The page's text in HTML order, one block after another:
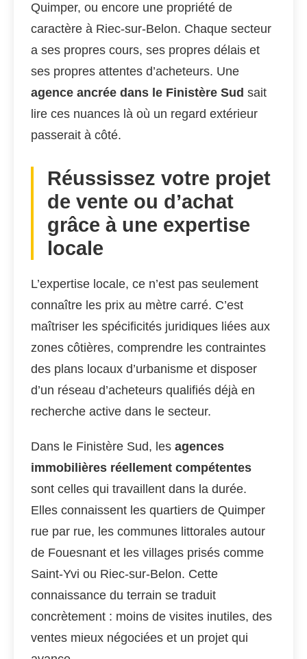
Quimper, ou encore une propriété de
caractère à Riec-sur-Belon. Chaque secteur
a ses propres cours, ses propres délais et
ses propres attentes d’acheteurs. Une
agence ancrée dans le Finistère Sud sait
lire ces nuances là où un regard extérieur
passerait à côté.
Réussissez votre projet
de vente ou d’achat
grâce à une expertise
locale
L’expertise locale, ce n’est pas seulement
connaître les prix au mètre carré. C’est
maîtriser les spécificités juridiques liées aux
zones côtières, comprendre les contraintes
des plans locaux d’urbanisme et disposer
d’un réseau d’acheteurs qualifiés déjà en
recherche active dans le secteur.
Dans le Finistère Sud, les agences
immobilières réellement compétentes
sont celles qui travaillent dans la durée.
Elles connaissent les quartiers de Quimper
rue par rue, les communes littorales autour
de Fouesnant et les villages prisés comme
Saint-Yvi ou Riec-sur-Belon. Cette
connaissance du terrain se traduit
concrètement : moins de visites inutiles, des
ventes mieux négociées et un projet qui